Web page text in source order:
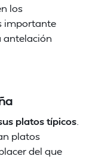
los
importante
antelación
platos típicos
platos
del que